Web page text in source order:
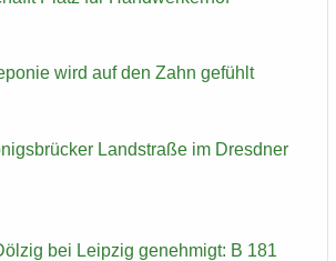
wird auf den Zahn ge­fühlt
Land­stra­ße im Dresd­ner
bei Leip­zig ge­neh­migt: B 181